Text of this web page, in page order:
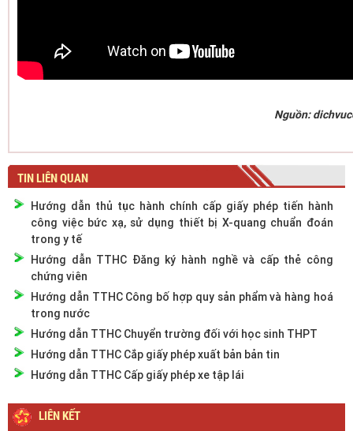
Nguồn:
TIN LIÊN QUAN
Hướng dẫn thủ tục hành chính cấp giấy phép tiến hành
công việc bức xạ, sử dụng thiết bị X-quang chuẩn đoán
trong y tế
Hướng dẫn TTHC Đăng ký hành nghề và cấp thẻ công
chứng viên
Hướng dẫn TTHC Công bố hợp quy sản phẩm và hàng hoá
trong nước
Hướng dẫn TTHC Chuyển trường đối với học sinh THPT
Hướng dẫn TTHC Cắp giấy phép xuất bản bản tin
Hướng dẫn TTHC Cấp giấy phép xe tập lái
LIÊN KẾT